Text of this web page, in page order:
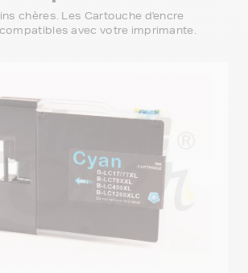
chères. Les Cartouche d'encre
avec votre imprimante.